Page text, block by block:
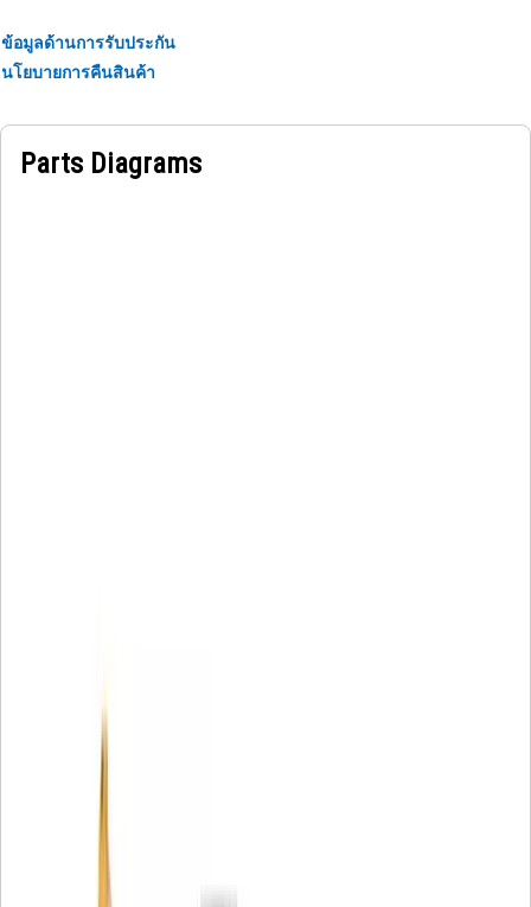
ข้อมูลด้านการรับประกัน
นโยบายการคืนสินค้า
Parts Diagrams